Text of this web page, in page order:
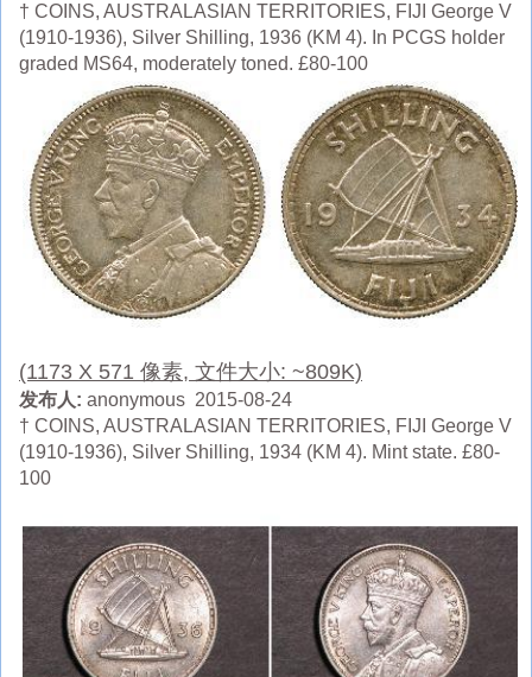
† COINS, AUSTRALASIAN TERRITORIES, FIJI George V
(1910-1936), Silver Shilling, 1936 (KM 4). In PCGS holder
graded MS64, moderately toned. £80-100
(1173 X 571 像素, 文件大小: ~809K)
发布人: anonymous 2015-08-24
† COINS, AUSTRALASIAN TERRITORIES, FIJI George V
(1910-1936), Silver Shilling, 1934 (KM 4). Mint state. £80-
100